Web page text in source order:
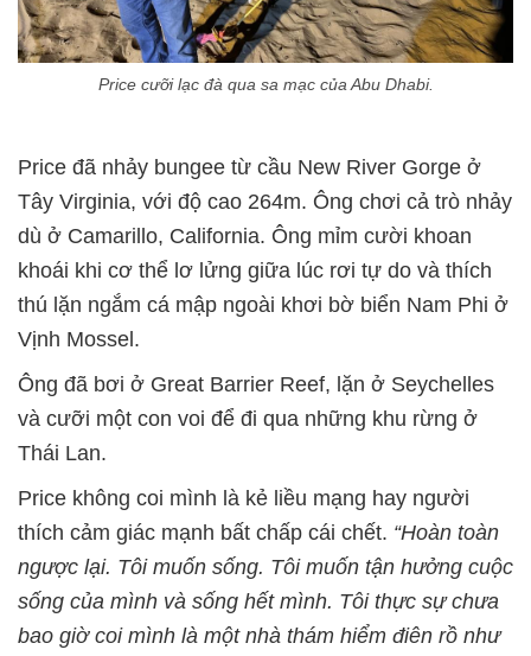
Price cưỡi lạc đà qua sa mạc của Abu Dhabi.
Price đã nhảy bungee từ cầu New River Gorge ở
Tây Virginia, với độ cao 264m. Ông chơi cả trò nhảy
dù ở Camarillo, California. Ông mỉm cười khoan
khoái khi cơ thể lơ lửng giữa lúc rơi tự do và thích
thú lặn ngắm cá mập ngoài khơi bờ biển Nam Phi ở
Vịnh Mossel.
Ông đã bơi ở Great Barrier Reef, lặn ở Seychelles
và cưỡi một con voi để đi qua những khu rừng ở
Thái Lan.
Price không coi mình là kẻ liều mạng hay người
thích cảm giác mạnh bất chấp cái chết. “Hoàn toàn
ngược lại. Tôi muốn sống. Tôi muốn tận hưởng cuộc
sống của mình và sống hết mình. Tôi thực sự chưa
bao giờ coi mình là một nhà thám hiểm điên rồ như